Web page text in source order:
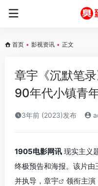
首页 • 影视资讯 • 正文
章宇《沉默笔
90年代小镇青
3年前 (2023)发布
1905电影网讯 现实主义
终极预告和海报。该片由
并执导， 章宇
领衔主演